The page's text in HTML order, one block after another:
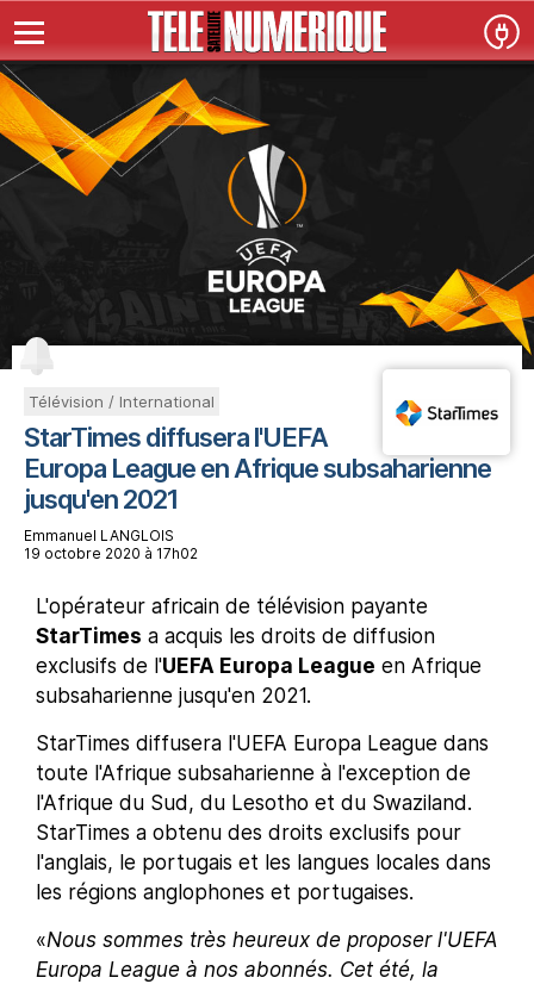
Télévision / International
StarTimes diffusera l'UEFA
Europa League en Afrique subsaharienne
jusqu'en 2021
Emmanuel LANGLOIS
19 octobre 2020 à 17h02
L'opérateur africain de télévision payante
StarTimes a acquis les droits de diffusion
exclusifs de l'UEFA Europa League en Afrique
subsaharienne jusqu'en 2021.
StarTimes diffusera l'UEFA Europa League dans
toute l'Afrique subsaharienne à l'exception de
l'Afrique du Sud, du Lesotho et du Swaziland.
StarTimes a obtenu des droits exclusifs pour
l'anglais, le portugais et les langues locales dans
les régions anglophones et portugaises.
«Nous sommes très heureux de proposer l'UEFA
Europa League à nos abonnés. Cet été, la